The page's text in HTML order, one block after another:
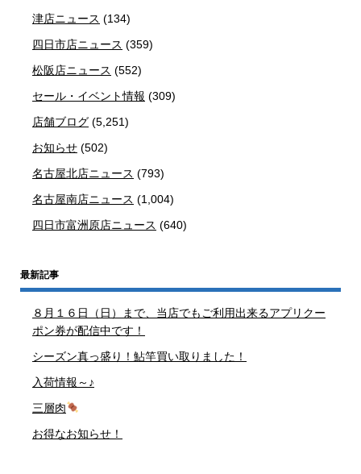
津店ニュース (134)
四日市店ニュース (359)
松阪店ニュース (552)
セール・イベント情報 (309)
店舗ブログ (5,251)
お知らせ (502)
名古屋北店ニュース (793)
名古屋南店ニュース (1,004)
四日市富洲原店ニュース (640)
最新記事
８月１６日（日）まで、当店でもご利用出来るアプリクー
ポン券が配信中です！
シーズン真っ盛り！鮎竿買い取りました！
入荷情報～♪
三層肉
お得なお知らせ！